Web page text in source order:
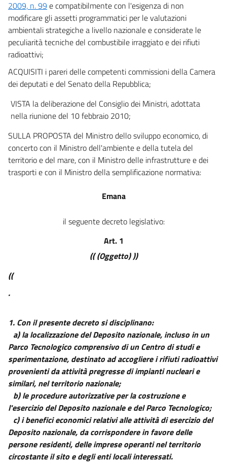
2009, n. 99 e compatibilmente con l'esigenza di non
modificare gli assetti programmatici per le valutazioni
ambientali strategiche a livello nazionale e considerate le
peculiarità tecniche del combustibile irraggiato e dei rifiuti
radioattivi;
ACQUISITI i pareri delle competenti commissioni della Camera
dei deputati e del Senato della Repubblica;
VISTA la deliberazione del Consiglio dei Ministri, adottata
nella riunione del 10 febbraio 2010;
SULLA PROPOSTA del Ministro dello sviluppo economico, di
concerto con il Ministro dell'ambiente e della tutela del
territorio e del mare, con il Ministro delle infrastrutture e dei
trasporti e con il Ministro della semplificazione normativa:
Emana
il seguente decreto legislativo:
Art. 1
(( (Oggetto) ))
((
.
1. Con il presente decreto si disciplinano:
a) la localizzazione del Deposito nazionale, incluso in un
Parco Tecnologico comprensivo di un Centro di studi e
sperimentazione, destinato ad accogliere i rifiuti radioattivi
provenienti da attività pregresse di impianti nucleari e
similari, nel territorio nazionale;
b) le procedure autorizzative per la costruzione e
l'esercizio del Deposito nazionale e del Parco Tecnologico;
c) i benefici economici relativi alle attività di esercizio del
Deposito nazionale, da corrispondere in favore delle
persone residenti, delle imprese operanti nel territorio
circostante il sito e degli enti locali interessati.